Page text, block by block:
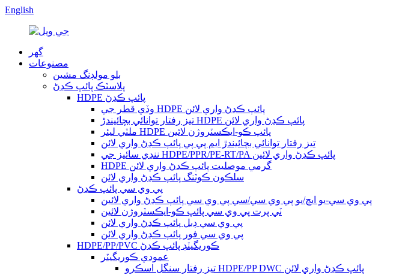
English
گھر
مصنوعات
بلو مولڊنگ مشين
پلاسٽڪ پائپ ڪڍڻ
HDPE پائپ ڪڍڻ
وڏي قطر جي HDPE پائپ ڪڍڻ واري لائن
تيز رفتار توانائي بچائيندڙ HDPE پائپ ڪڍڻ واري لائن
ملٽي ليئر HDPE پائپ ڪو-ايڪسٽروژن لائين
تيز رفتار توانائي بچائيندڙ ايم پي پي پائپ ڪڍڻ واري لائن
ننڍي سائيز جي HDPE/PPR/PE-RT/PA پائپ ڪڍڻ واري لائين
HDPE گرمي موصليت پائپ ڪڍڻ واري لائن
سلڪون ڪوٽنگ پائپ ڪڍڻ واري لائن
پي وي سي پائپ ڪڍڻ
پي وي سي-يو ايڇ/يو پي وي سي/سي پي وي سي پائپ ڪڍڻ واري لائين
ٽي پرت پي وي سي پائپ ڪو-ايڪسٽروژن لائين
پي وي سي ڊبل پائپ ڪڍڻ واري لائن
پي وي سي فور پائپ ڪڍڻ واري لائن
HDPE/PP/PVC ڪوريگيٽڊ پائپ ڪڍڻ
عمودي ڪوريگيٽر
تيز رفتار سنگل اسڪرو HDPE/PP DWC پائپ ڪڍڻ واري لائن